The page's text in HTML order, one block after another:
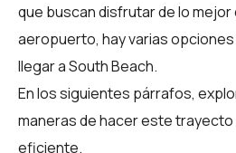
que buscan disfrutar de lo mejor
aeropuerto, hay varias
llegar a South Beach.
En los siguientes párrafos,
maneras de hacer este trayecto
eficiente.